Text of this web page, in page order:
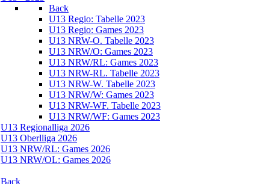
Back
U13 Regio: Tabelle 2023
U13 Regio: Games 2023
U13 NRW-O. Tabelle 2023
U13 NRW/O: Games 2023
U13 NRW/RL: Games 2023
U13 NRW-RL. Tabelle 2023
U13 NRW-W. Tabelle 2023
U13 NRW/W: Games 2023
U13 NRW-WF. Tabelle 2023
U13 NRW/WF: Games 2023
U13 Regionalliga 2026
U13 Oberlliga 2026
U13 NRW/RL: Games 2026
U13 NRW/OL: Games 2026
Back